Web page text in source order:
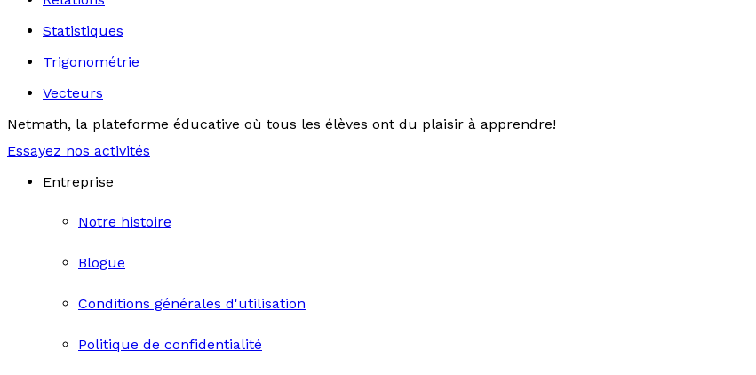
Statistiques
Trigonométrie
Vecteurs
Netmath, la plateforme éducative où tous les élèves ont du plaisir à apprendre!
Essayez nos activités
Entreprise
Notre histoire
Blogue
Conditions générales d'utilisation
Politique de confidentialité